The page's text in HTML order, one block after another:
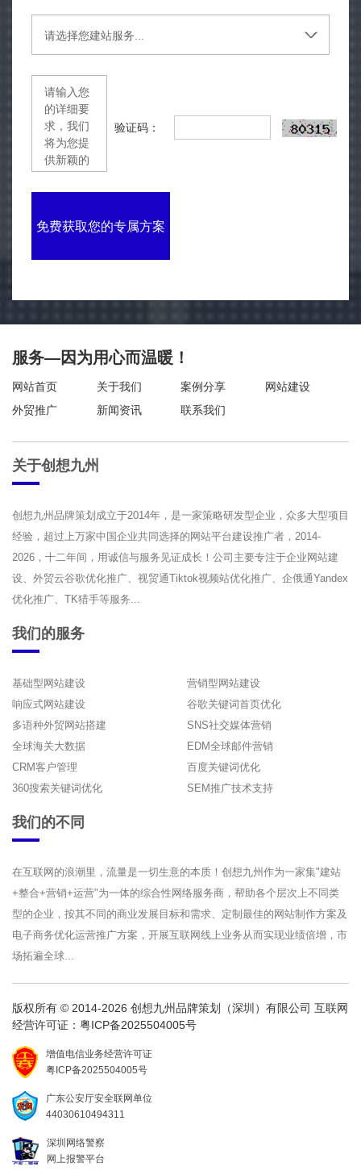
验证码：
免费获取您的专属方案
服务—因为用心而温暖！
网站首页 关于我们 案例分享
网站建设
外贸推广
新闻资讯 联系我们
关于创想九州
创想九州品牌策划成立于2014年，是一家策略研发型企业，众多大型项目
经验，超过上万家中国企业共同选择的网站平台建设推广者，2014-
2026，十二年间，用诚信与服务见证成长！公司主要专注于企业网站建
设、外贸云谷歌优化推广、视贸通Tiktok视频站优化推广、企俄通Yandex
优化推广、TK猎手等服务...
我们的服务
基础型网站建设
营销型网站建设
响应式网站建设
谷歌关键词首页优化
多语种外贸网站搭建
SNS社交媒体营销
全球海关大数据
EDM全球邮件营销
CRM客户管理
百度关键词优化
360搜索关键词优化
SEM推广技术支持
我们的不同
在互联网的浪潮里，流量是一切生意的本质！创想九州作为一家集"建站
+整合+营销+运营"为一体的综合性网络服务商，帮助各个层次上不同类
型的企业，按其不同的商业发展目标和需求、定制最佳的网站制作方案及
电子商务优化运营推广方案，开展互联网线上业务从而实现业绩倍增，市
场拓遍全球...
版权所有 © 2014-2026 创想九州品牌策划（深圳）有限公司 互联网
经营许可证： 粤ICP备2025504005号
增值电信业务经营许可证
粤ICP备2025504005号
广东公安厅安全联网单位
44030610494311
深圳网络警察
网上报警平台